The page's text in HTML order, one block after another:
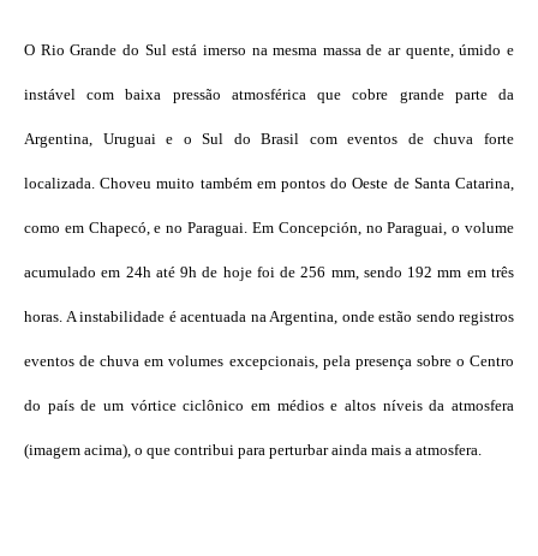
O Rio Grande do Sul está imerso na mesma massa de ar quente, úmido e
instável com baixa pressão atmosférica que cobre grande parte da
Argentina, Uruguai e o Sul do Brasil com eventos de chuva forte
localizada. Choveu muito também em pontos do Oeste de Santa Catarina,
como em Chapecó, e no Paraguai. Em Concepción, no Paraguai, o volume
acumulado em 24h até 9h de hoje foi de 256 mm, sendo 192 mm em três
horas. A instabilidade é acentuada na Argentina, onde estão sendo registros
eventos de chuva em volumes excepcionais, pela presença sobre o Centro
do país de um vórtice ciclônico em médios e altos níveis da atmosfera
(imagem acima), o que contribui para perturbar ainda mais a atmosfera.